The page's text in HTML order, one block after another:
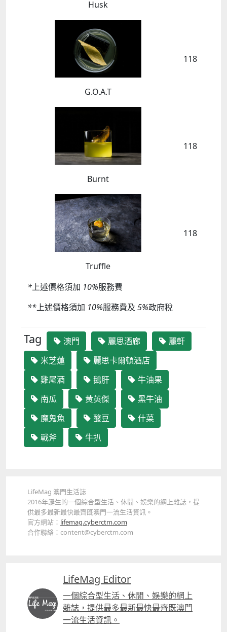
Husk
G.O.A.T
118
Burnt
118
Truffle
118
*上述價格須加 10%服務費
**上述價格須加 10%服務費及 5%政府稅
Tag 澳門 麗思酒廊
麗軒
米芝蓮
麗思卡爾頓酒店
雞尾酒
鵝肝
牛油果
南瓜
黄英傑
黑牛油
魔鬼魚
酸豆
什菜
戰斧
牛扒
LifeMag 澳門生活誌
2016年誕生的一個綜合型生活、休閒、娛樂的網上雜誌，提
供最多最新最快最齊既澳門一流生活資訊。
官方網站： lifemag.cyberctm.com
合作聯絡：content@cyberctm.com
LifeMag Editor
一個綜合型生活、休閒、娛樂的網上
雜誌，提供最多最新最快最齊既澳門
一流生活資訊。